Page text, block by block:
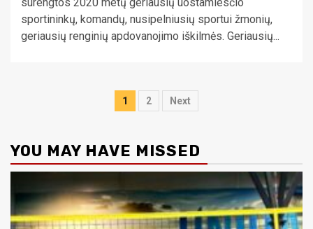
sportininkų, komandų, nusipelniusių sportui žmonių,
geriausių renginių apdovanojimo iškilmės. Geriausių...
Įrašų
1 2 Next
YOU MAY HAVE MISSED